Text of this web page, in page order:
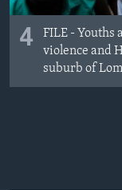
4
FILE - Youths
violence and
suburb of